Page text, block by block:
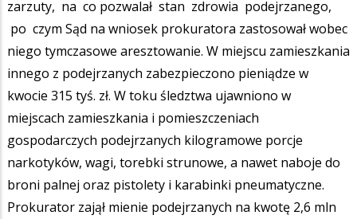
zarzuty, na co pozwalał stan zdrowia podejrzanego,
po czym Sąd na wniosek prokuratora zastosował wobec
niego tymczasowe aresztowanie. W miejscu zamieszkania
innego z podejrzanych zabezpieczono pieniądze w
kwocie 315 tyś. zł. W toku śledztwa ujawniono w
miejscach zamieszkania i pomieszczeniach
gospodarczych podejrzanych kilogramowe porcje
narkotyków, wagi, torebki strunowe, a nawet naboje do
broni palnej oraz pistolety i karabinki pneumatyczne.
Prokurator zajął mienie podejrzanych na kwotę 2,6 mln